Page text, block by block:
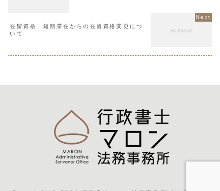
在留資格 短期滞在からの在留資格変更につ
いて